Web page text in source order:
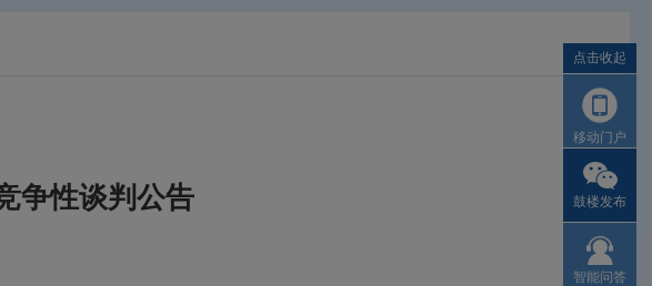
争性谈判公告
点击收起
移动门户
鼓楼发布
智能问答